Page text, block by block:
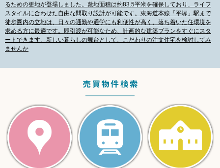
るための更地が登場しました。敷地面積は約83.5平米を確保しており、ライフ
スタイルに合わせた自由な間取り設計が可能です。東海道本線「平塚」駅まで
徒歩圏内の立地は、日々の通勤や通学にも利便性が高く、落ち着いた住環境を
求める方に最適です。即引渡が可能なため、計画的な建築プランをすぐにスタ
ートできます。新しい暮らしの舞台として、こだわりの注文住宅を検討してみ
ませんか